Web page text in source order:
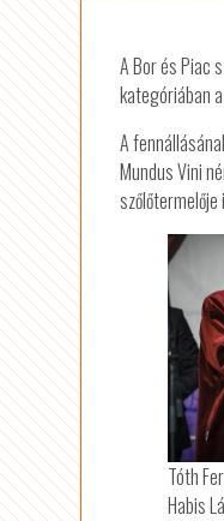
A Bor és Piac
kategóriában
A
Mundus Vini
szőlőtermelője
Tóth
Habis